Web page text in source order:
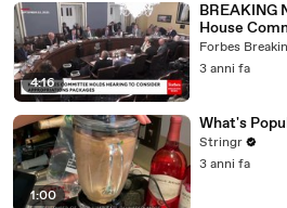
4:16
BREAKING
House
Vote For A
Forbes
3 anni fa
1:00
What's
Stringr
3 anni fa